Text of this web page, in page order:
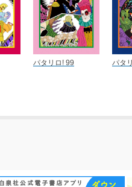
パタリロ! 99 パタ